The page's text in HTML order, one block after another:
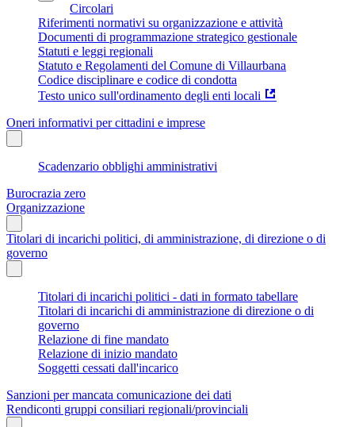
Circolari
Riferimenti normativi su organizzazione e attività
Documenti di programmazione strategico gestionale
Statuti e leggi regionali
Statuto e Regolamenti del Comune di Villaurbana
Codice disciplinare e codice di condotta
Testo unico sull'ordinamento degli enti locali
Oneri informativi per cittadini e imprese
Scadenzario obblighi amministrativi
Burocrazia zero
Organizzazione
Titolari di incarichi politici, di amministrazione, di direzione o di
governo
Titolari di incarichi politici - dati in formato tabellare
Titolari di incarichi di amministrazione di direzione o di
governo
Relazione di fine mandato
Relazione di inizio mandato
Soggetti cessati dall'incarico
Sanzioni per mancata comunicazione dei dati
Rendiconti gruppi consiliari regionali/provinciali